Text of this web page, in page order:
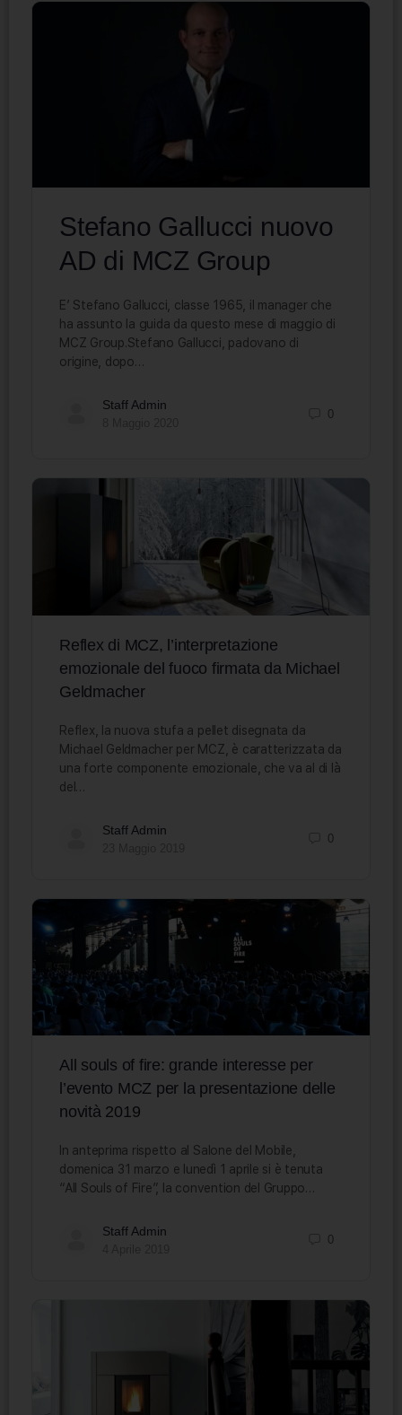
Stefano Gallucci nuovo
AD di MCZ Group
E’ Stefano Gallucci, classe 1965, il manager che
ha assunto la guida da questo mese di maggio di
MCZ Group.Stefano Gallucci, padovano di
origine, dopo…
Staff Admin
0
Reflex di MCZ, l’interpretazione
emozionale del fuoco firmata da Michael
Geldmacher
Reflex, la nuova stufa a pellet disegnata da
Michael Geldmacher per MCZ, è caratterizzata da
una forte componente emozionale, che va al di là
del…
Staff Admin
0
All souls of fire: grande interesse per
l’evento MCZ per la presentazione delle
novità 2019
In anteprima rispetto al Salone del Mobile,
domenica 31 marzo e lunedì 1 aprile si è tenuta
“All Souls of Fire”, la convention del Gruppo…
Staff Admin
0